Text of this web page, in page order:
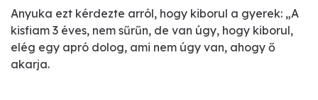
Anyuka ezt kérdezte arról, hogy kiborul a gyerek: „A
kisfiam 3 éves, nem sűrűn, de van úgy, hogy kiborul,
elég egy apró dolog, ami nem úgy van, ahogy ő
akarja.